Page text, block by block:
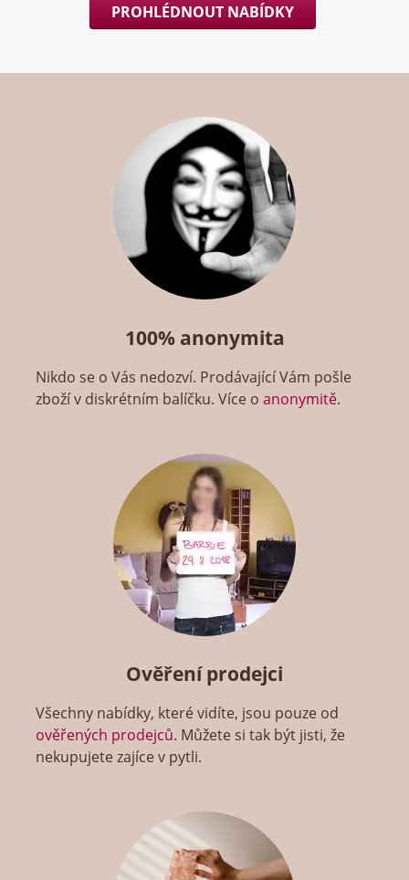
PROHLÉDNOUT NABÍDKY
100% anonymita
Nikdo se o Vás nedozví. Prodávající Vám pošle
zboží v diskrétním balíčku. Více oanonymitě.
Ověření prodejci
Všechny nabídky, které vidíte, jsou pouze od
ověřených prodejců. Můžete si tak být jisti, že
nekupujete zajíce v pytli.